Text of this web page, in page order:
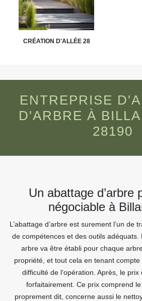
CRÉATION D'ALLÉE 28
ENTREPRISE
D'ARBRE À
28190
Un abattage d’arbre
négociable à
L’abattage d’arbre est surement l’un de
de compétences et des outils adéquats.
arbre va être établi pour chaque
propriété, et tout cela en tenant
difficulté de l’opération. Après, le prix
forfaitairement. Ce prix comprend le
proprement dit, concerne aussi le